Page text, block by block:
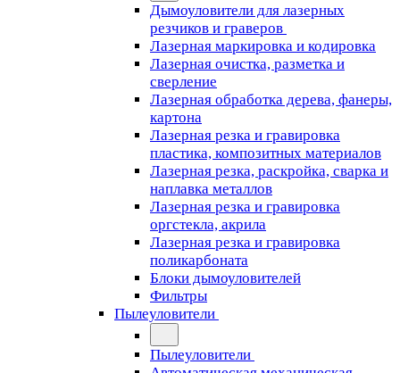
Дымоуловители для лазерных
резчиков и граверов
Лазерная маркировка и кодировка
Лазерная очистка, разметка и
сверление
Лазерная обработка дерева, фанеры,
картона
Лазерная резка и гравировка
пластика, композитных материалов
Лазерная резка, раскройка, сварка и
наплавка металлов
Лазерная резка и гравировка
оргстекла, акрила
Лазерная резка и гравировка
поликарбоната
Блоки дымоуловителей
Фильтры
Пылеуловители
Пылеуловители